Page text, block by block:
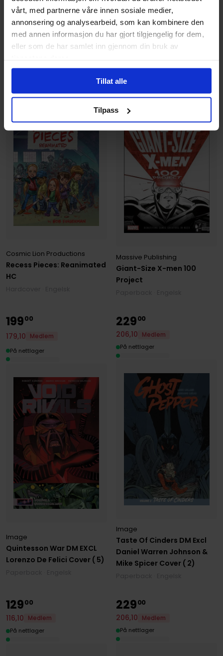
vårt, med partnerne våre innen sosiale medier,
annonsering og analysearbeid, som kan kombinere den
med annen informasjon du har gjort tilgjengelig for dem,
eller som de har samlet inn gjennom din bruk av
Tillat alle
Tilpass
Edition
Hardcover · Engelsk
Akvarieskatten
Bluss forlag
Paperback · Norsk Bokmål
Recess Pieces: Reanimated
HC
Cosmic Lion Productions
251,10 Medlem
Giant-Size X-men 100
Project
Massive Publishing
161,10 Medlem
På nettlager
Quintesson War DM EXCL
Lorenzo De Felici Cover ( 5)
Image
19900
179,10
Medlem
På nettlager
Taste Of Cinders DM Excl
Daniel Warren Johnson &
Mike Spicer Cover ( 2)
Image
22900
206,10
Medlem
På nettlager
12900
116,10
Medlem
På nettlager
22900
206,10
Medlem
På nettlager